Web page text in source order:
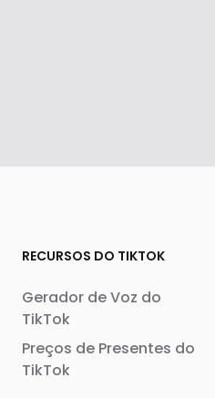
RECURSOS DO TIKTOK
Gerador de Voz do
TikTok
Preços de Presentes do
TikTok